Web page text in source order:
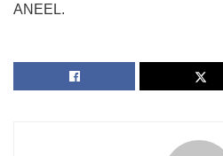
ANEEL.